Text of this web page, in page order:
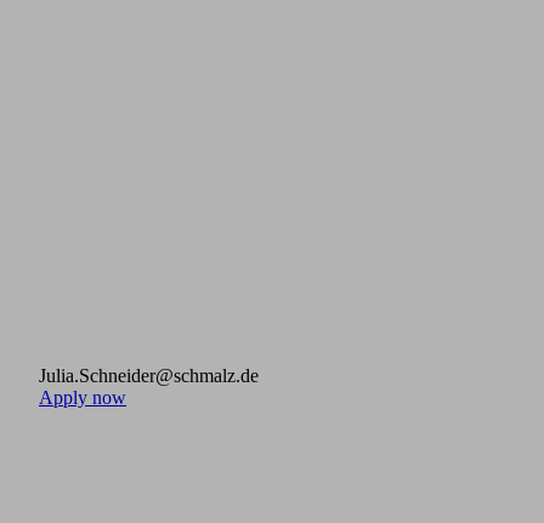
Julia.Schneider@schmalz.de
Apply now